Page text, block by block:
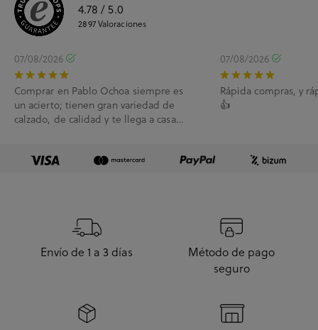
4.78 / 5.0
2897Valoraciones
07/08/2026
Comprar en Pablo Ochoa siempre es
un acierto; tienen gran variedad de
calzado, de calidad y te llega a casa
07/08/2026
Rápida compras, y
👍
Envío de 1 a 3 días
Método de pago
seguro